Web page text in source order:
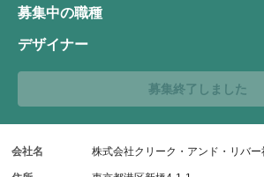
募集中の職種
デザイナー
募集終了しました
会社名 株式会社クリーク・アンド・リバー